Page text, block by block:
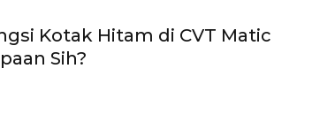
Kotak Hitam di CVT Matic
Sih?